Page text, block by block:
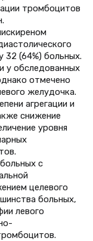
тромбоцитов
32 (64%) больных.
у обследованных
отмечено
желудочка.
агрегации и
снижение
уровня
с
целевого
больных,
левого